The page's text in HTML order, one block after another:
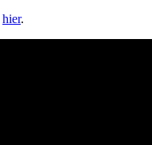
hier.